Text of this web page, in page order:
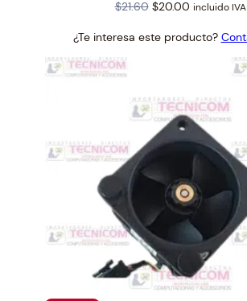
$21.60 Original
was:
$20.00Current
is:
incluido IVA
¿Te interesa este producto?